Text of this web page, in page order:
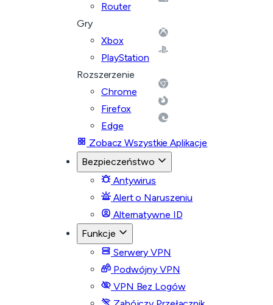
Router
Gry
Xbox
PlayStation
Rozszerzenie
Chrome
Firefox
Edge
Zobacz Wszystkie Aplikacje
Bezpieczeństwo
Antywirus
Alert o Naruszeniu
Alternatywne ID
Funkcje
Serwery VPN
Podwójny VPN
VPN Bez Logów